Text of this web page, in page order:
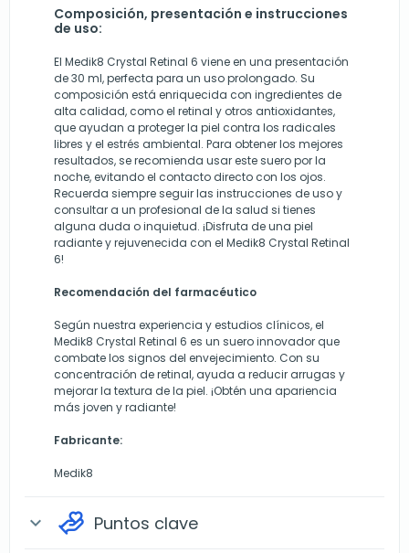
Composición, presentación e instrucciones
de uso:
El Medik8 Crystal Retinal 6 viene en una presentación
de 30 ml, perfecta para un uso prolongado. Su
composición está enriquecida con ingredientes de
alta calidad, como el retinal y otros antioxidantes,
que ayudan a proteger la piel contra los radicales
libres y el estrés ambiental. Para obtener los mejores
resultados, se recomienda usar este suero por la
noche, evitando el contacto directo con los ojos.
Recuerda siempre seguir las instrucciones de uso y
consultar a un profesional de la salud si tienes
alguna duda o inquietud. ¡Disfruta de una piel
radiante y rejuvenecida con el Medik8 Crystal Retinal
6!
Recomendación del farmacéutico
Según nuestra experiencia y estudios clínicos, el
Medik8 Crystal Retinal 6 es un suero innovador que
combate los signos del envejecimiento. Con su
concentración de retinal, ayuda a reducir arrugas y
mejorar la textura de la piel. ¡Obtén una apariencia
más joven y radiante!
Fabricante:
Medik8
expand_more Puntos clave